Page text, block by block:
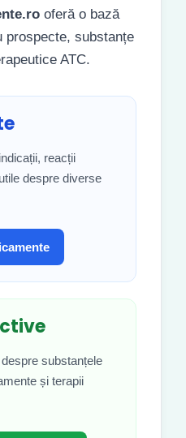
oferă o bază
prospecte, substanțe
ATC.
reacții
despre diverse
substanțele
și terapii